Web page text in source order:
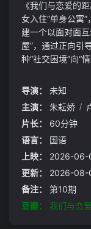
《我们与恋爱的
女入住“单身公寓
建一个以面对面
屋”，通过正向引
种“社交困境”向“
力，建立渐进式亲
导演：
未知
主演：
朱耘娇 /
片长：
60分钟
语言：
国语
上映：
2026-06-
更新：
2026-08-
备注：
第10期
豆瓣：
我们与恋